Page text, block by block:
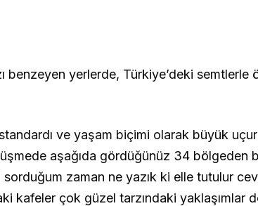
benzeyen yerlerde, Türkiye’deki semtlerle
ve yaşam biçimi olarak büyük
aşağıda gördüğünüz 34 bölgeden
zaman ne yazık ki elle tutulur
kafeler çok güzel tarzındaki yaklaşımlar